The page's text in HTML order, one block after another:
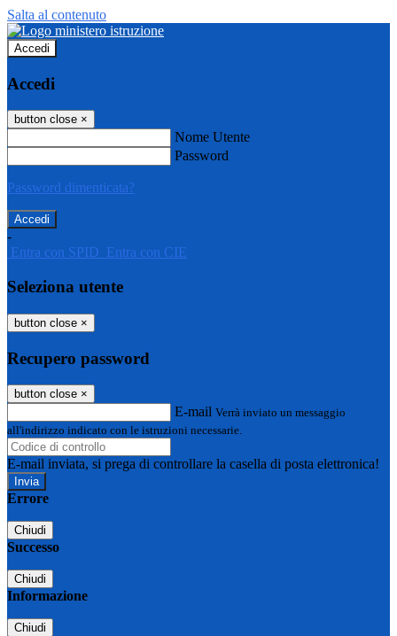
Salta al contenuto
Accedi
Accedi
button close ×
Nome Utente
Password
Password dimenticata?
-
Entra con SPID Entra con CIE
Seleziona utente
button close ×
Recupero password
button close ×
E-mail Verrà inviato un messaggio
all'indirizzo indicato con le istruzioni necessarie.
E-mail inviata, si prega di controllare la casella di posta elettronica!
Errore
Chiudi
Successo
Chiudi
Informazione
Chiudi